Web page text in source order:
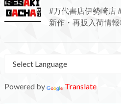
#万代書店伊勢崎店
新作・再販入荷情
Powered by Translate